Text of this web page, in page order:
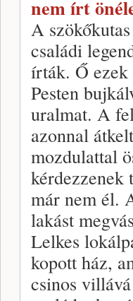
nem írt
A
családi
írták. Ő ezek
Pesten
uralmat. A
azonnal
mozdulattal
kérdezzenek
már nem él.
lakást
Lelkes
kopott ház,
csinos